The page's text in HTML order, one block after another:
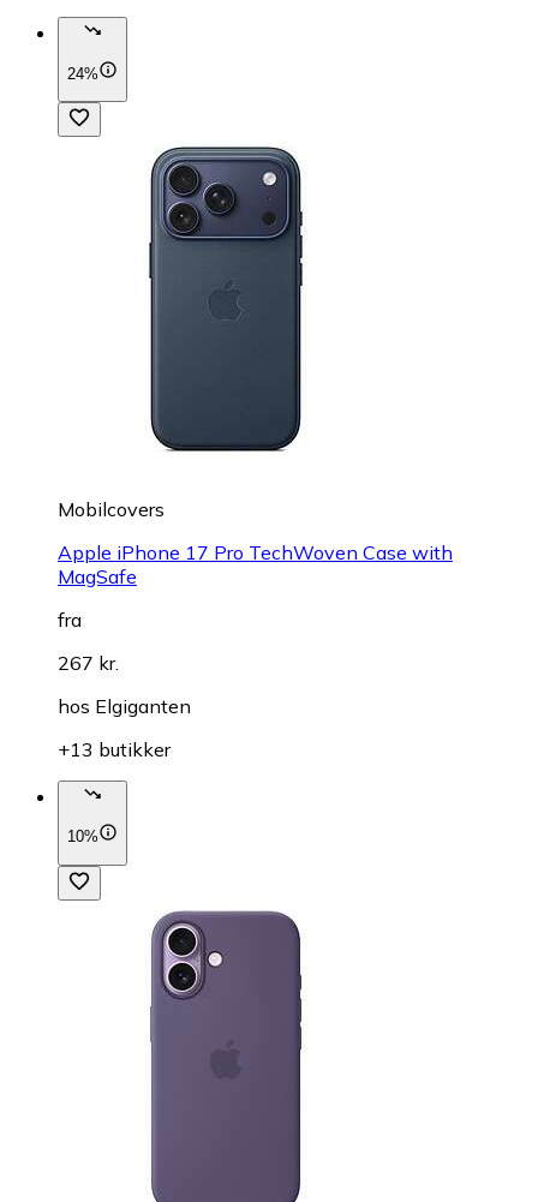
24%
Mobilcovers
Apple iPhone 17 Pro TechWoven Case with
MagSafe
fra
267 kr.
hos Elgiganten
+13 butikker
10%